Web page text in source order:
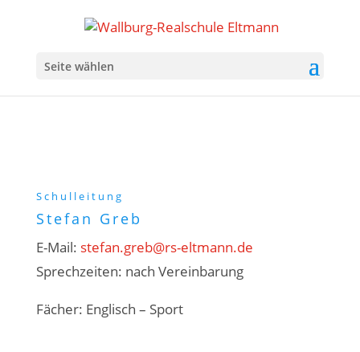
Seite wählen
Schulleitung
Stefan Greb
E-Mail: stefan.greb@rs-eltmann.de
Sprechzeiten: nach Vereinbarung
Fächer: Englisch – Sport